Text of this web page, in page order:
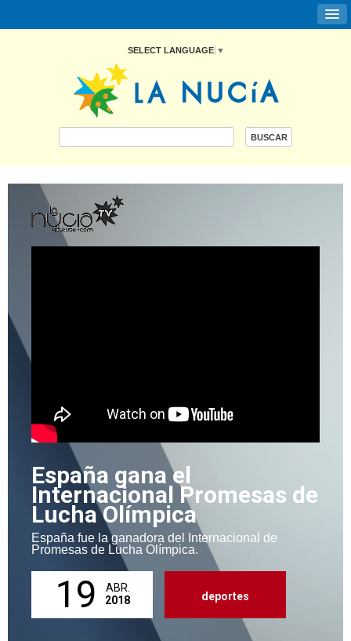
SELECT LANGUAGE ▼
España gana el
Internacional Promesas de
Lucha Olímpica
España fue la ganadora del Internacional de
Promesas de Lucha Olímpica.
19
ABR.
2018
deportes